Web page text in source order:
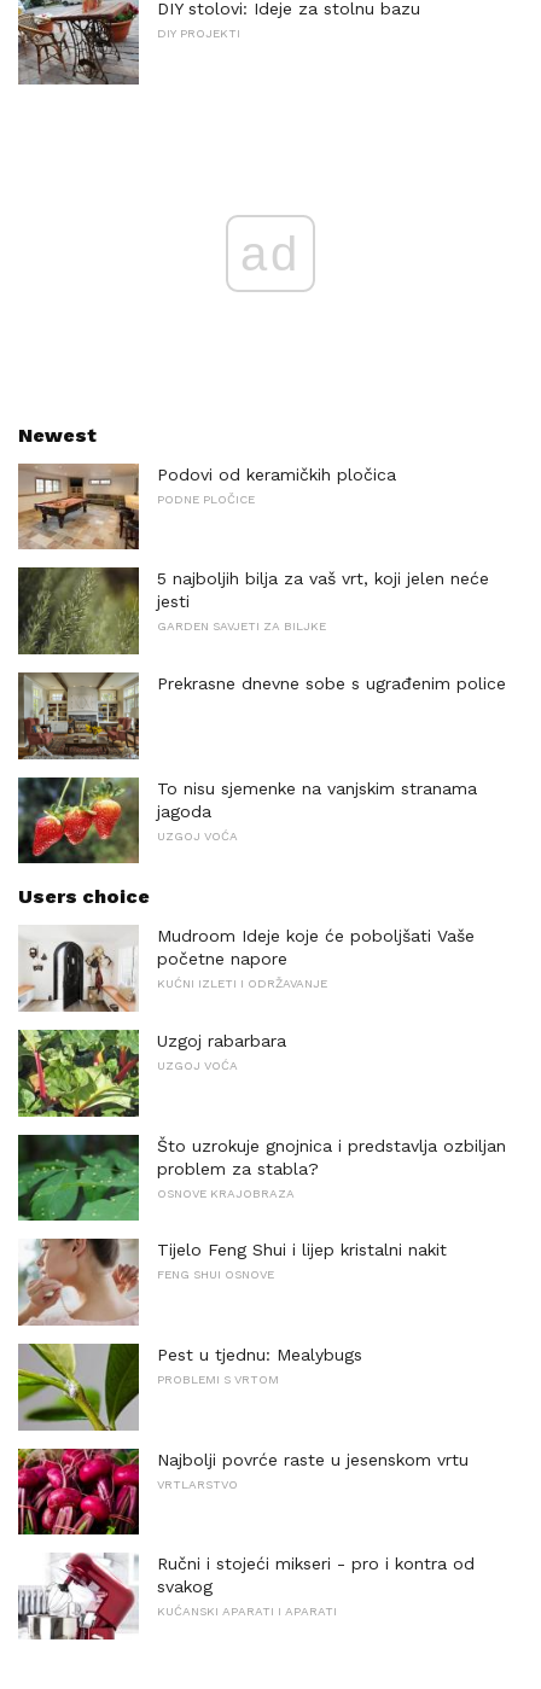
DIY stolovi: Ideje za stolnu bazu
DIY PROJEKTI
ad
Newest
Podovi od keramičkih pločica
PODNE PLOČICE
5 najboljih bilja za vaš vrt, koji jelen neće
jesti
GARDEN SAVJETI ZA BILJKE
Prekrasne dnevne sobe s ugrađenim police
To nisu sjemenke na vanjskim stranama
jagoda
UZGOJ VOĆA
Users choice
Mudroom Ideje koje će poboljšati Vaše
početne napore
KUĆNI IZLETI I ODRŽAVANJE
Uzgoj rabarbara
UZGOJ VOĆA
Što uzrokuje gnojnica i predstavlja ozbiljan
problem za stabla?
OSNOVE KRAJOBRAZA
Tijelo Feng Shui i lijep kristalni nakit
FENG SHUI OSNOVE
Pest u tjednu: Mealybugs
PROBLEMI S VRTOM
Najbolji povrće raste u jesenskom vrtu
VRTLARSTVO
Ručni i stojeći mikseri - pro i kontra od
svakog
KUĆANSKI APARATI I APARATI